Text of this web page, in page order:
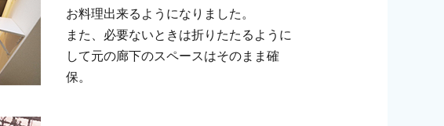
お料理出来るようになりました。
また、必要ないときは折りたたるように
して元の廊下のスペースはそのまま確
保。